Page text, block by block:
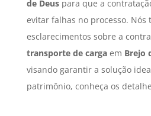
de Deuspara que a
evitar falhas no processo. Nós
esclarecimentos sobre a
transporte de cargaem Brejo
visando garantir a solução
patrimônio, conheça os